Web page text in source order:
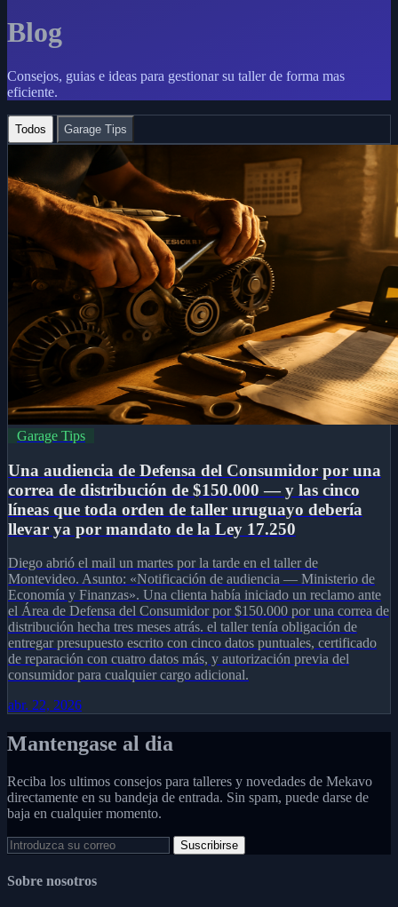
Blog
Consejos, guias e ideas para gestionar su taller de forma mas
eficiente.
Todos Garage Tips
Garage Tips
Una audiencia de Defensa del Consumidor por una
correa de distribución de $150.000 — y las cinco
líneas que toda orden de taller uruguayo debería
llevar ya por mandato de la Ley 17.250
Diego abrió el mail un martes por la tarde en el taller de
Montevideo. Asunto: «Notificación de audiencia — Ministerio de
Economía y Finanzas». Una clienta había iniciado un reclamo ante
el Área de Defensa del Consumidor por $150.000 por una correa de
distribución hecha tres meses atrás. el taller tenía obligación de
entregar presupuesto escrito con cinco datos puntuales, certificado
de reparación con cuatro datos más, y autorización previa del
consumidor para cualquier cargo adicional.
abr. 22, 2026
Mantengase al dia
Reciba los ultimos consejos para talleres y novedades de Mekavo
directamente en su bandeja de entrada. Sin spam, puede darse de
baja en cualquier momento.
Suscribirse
Sobre nosotros